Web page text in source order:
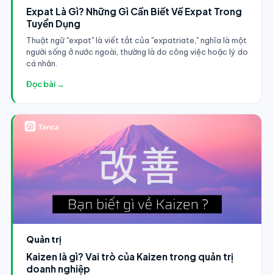
Expat Là Gì? Những Gì Cần Biết Về Expat Trong
Tuyển Dụng
Thuật ngữ "expat" là viết tắt của "expatriate," nghĩa là một
người sống ở nước ngoài, thường là do công việc hoặc lý do
cá nhân.
Đọc bài →
Quản trị
Kaizen là gì? Vai trò của Kaizen trong quản trị
doanh nghiệp